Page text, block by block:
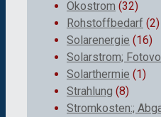
Ökostrom (32)
Rohstoffbedarf (2)
Solarenergie (16)
Solarstrom;
Solarthermie (1)
Strahlung (8)
Stromkosten:;